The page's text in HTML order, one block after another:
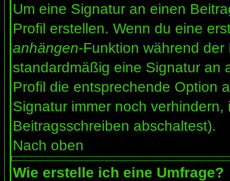
Um eine Signatur an einen
Profil erstellen. Wenn du eine
anhängen-Funktion während
standardmäßig eine Signatur an
Profil die entsprechende Option
Signatur immer noch
Beitragsschreiben abschaltest).
Nach oben
Wie erstelle ich eine Umfrage?